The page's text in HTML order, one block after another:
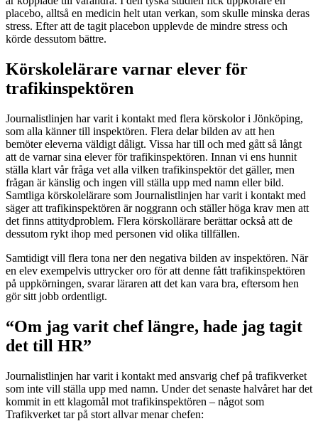
placebo, alltså en medicin helt utan verkan, som skulle minska deras
stress. Efter att de tagit placebon upplevde de mindre stress och
körde dessutom bättre.
Körskolelärare varnar elever för
trafikinspektören
Journalistlinjen har varit i kontakt med flera körskolor i Jönköping,
som alla känner till inspektören. Flera delar bilden av att hen
bemöter eleverna väldigt dåligt. Vissa har till och med gått så långt
att de varnar sina elever för trafikinspektören. Innan vi ens hunnit
ställa klart vår fråga vet alla vilken trafikinspektör det gäller, men
frågan är känslig och ingen vill ställa upp med namn eller bild.
Samtliga körskolelärare som Journalistlinjen har varit i kontakt med
säger att trafikinspektören är noggrann och ställer höga krav men att
det finns attitydproblem. Flera körskollärare berättar också att de
dessutom rykt ihop med personen vid olika tillfällen.
Samtidigt vill flera tona ner den negativa bilden av inspektören. När
en elev exempelvis uttrycker oro för att denne fått trafikinspektören
på uppkörningen, svarar läraren att det kan vara bra, eftersom hen
gör sitt jobb ordentligt.
“Om jag varit chef längre, hade jag tagit
det till HR”
Journalistlinjen har varit i kontakt med ansvarig chef på trafikverket
som inte vill ställa upp med namn. Under det senaste halvåret har det
kommit in ett klagomål mot trafikinspektören – något som
Trafikverket tar på stort allvar menar chefen: